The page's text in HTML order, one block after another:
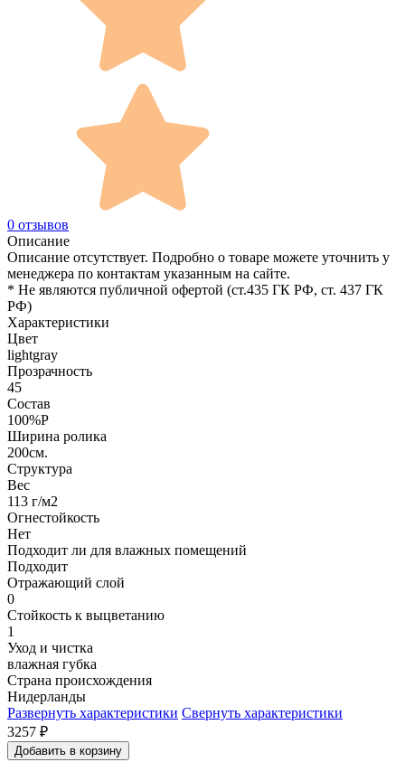
0 отзывов
Описание
Описание отсутствует. Подробно о товаре можете уточнить у
менеджера по контактам указанным на сайте.
* Не являются публичной офертой (ст.435 ГК РФ, cт. 437 ГК
РФ)
Характеристики
Цвет
lightgray
Прозрачность
45
Состав
100%P
Ширина ролика
200см.
Структура
Вес
113 г/м2
Огнестойкость
Нет
Подходит ли для влажных помещений
Подходит
Отражающий слой
0
Стойкость к выцветанию
1
Уход и чистка
влажная губка
Страна происхождения
Нидерланды
Развернуть характеристики Свернуть характеристики
3257 ₽
Добавить в корзину